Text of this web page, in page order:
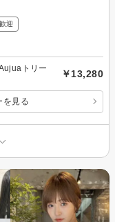
迎
トリー
￥13,280
を見る